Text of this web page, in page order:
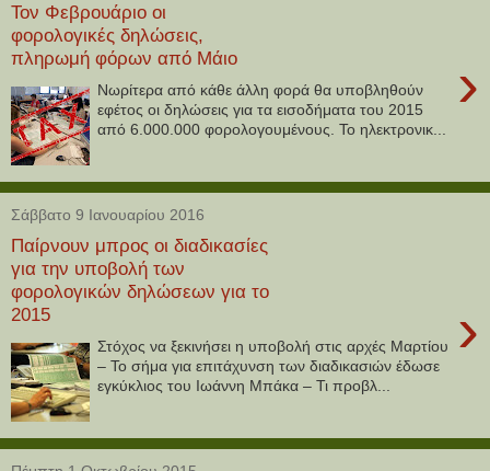
Τον Φεβρουάριο οι
φορολογικές δηλώσεις,
πληρωμή φόρων από Μάιο
›
Νωρίτερα από κάθε άλλη φορά θα υποβληθούν
εφέτος οι δηλώσεις για τα εισοδήματα του 2015
από 6.000.000 φορολογουμένους. Το ηλεκτρονικ...
Σάββατο 9 Ιανουαρίου 2016
Παίρνουν μπρος οι διαδικασίες
για την υποβολή των
φορολογικών δηλώσεων για το
2015
›
Στόχος να ξεκινήσει η υποβολή στις αρχές Μαρτίου
– Το σήμα για επιτάχυνση των διαδικασιών έδωσε
εγκύκλιος του Ιωάννη Μπάκα – Τι προβλ...